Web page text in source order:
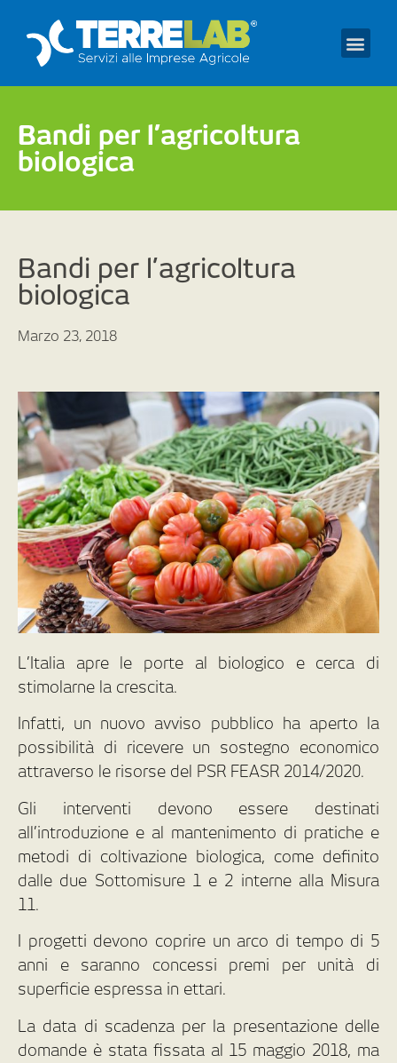
Bandi per l’agricoltura
biologica
Bandi per l’agricoltura
biologica
Marzo 23, 2018
L’Italia apre le porte al biologico e cerca di
stimolarne la crescita.
Infatti, un nuovo avviso pubblico ha aperto la
possibilità di ricevere un sostegno economico
attraverso le risorse del PSR FEASR 2014/2020.
Gli interventi devono essere destinati
all’introduzione e al mantenimento di pratiche e
metodi di coltivazione biologica, come definito
dalle due Sottomisure 1 e 2 interne alla Misura
11.
I progetti devono coprire un arco di tempo di 5
anni e saranno concessi premi per unità di
superficie espressa in ettari.
La data di scadenza per la presentazione delle
domande è stata fissata al 15 maggio 2018, ma